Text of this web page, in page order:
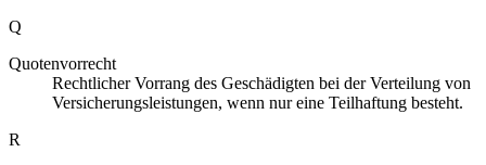
Q
Quotenvorrecht
Rechtlicher Vorrang des Geschädigten bei der Verteilung von
Versicherungsleistungen, wenn nur eine Teilhaftung besteht.
R